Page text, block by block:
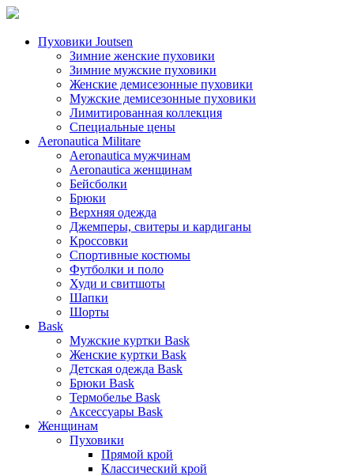
Пуховики Joutsen
Зимние женские пуховики
Зимние мужские пуховики
Женские демисезонные пуховики
Мужские демисезонные пуховики
Лимитированная коллекция
Специальные цены
Aeronautica Militare
Aeronautica мужчинам
Aeronautica женщинам
Бейсболки
Брюки
Верхняя одежда
Джемперы, свитеры и кардиганы
Кроссовки
Спортивные костюмы
Футболки и поло
Худи и свитшоты
Шапки
Шорты
Bask
Мужские куртки Bask
Женские куртки Bask
Детская одежда Bask
Брюки Bask
Термобелье Bask
Аксессуары Bask
Женщинам
Пуховики
Прямой крой
Классический крой